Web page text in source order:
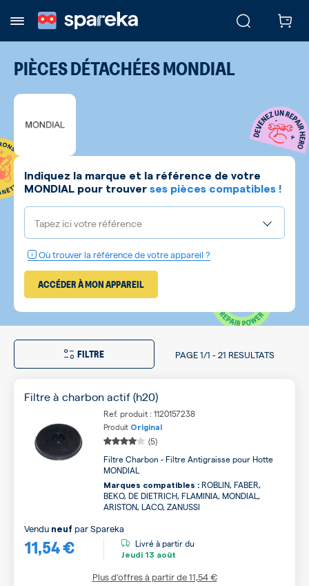
PIÈCES DÉTACHÉESMONDIAL
Indiquez la marque et la référence de votre
MONDIAL pour trouver ses pièces compatibles !
Tapez ici votre référence
Où trouver la référence de votre appareil ?
ACCÉDER À MON APPAREIL
FILTRE PAGE1/1 -21 RESULTATS
Filtre à charbon actif (h20)
Ref. produit : 1120157238
Produit Original
(5)
Filtre Charbon - Filtre Antigraisse pour Hotte
MONDIAL
Marques compatibles : ROBLIN, FABER,
BEKO, DE DIETRICH, FLAMINIA, MONDIAL,
ARISTON, LACO, ZANUSSI
11,54 €
Vendu neuf parSpareka
Livré à partir du
Jeudi 13 août
Plus d’offres à partir de11,54 €